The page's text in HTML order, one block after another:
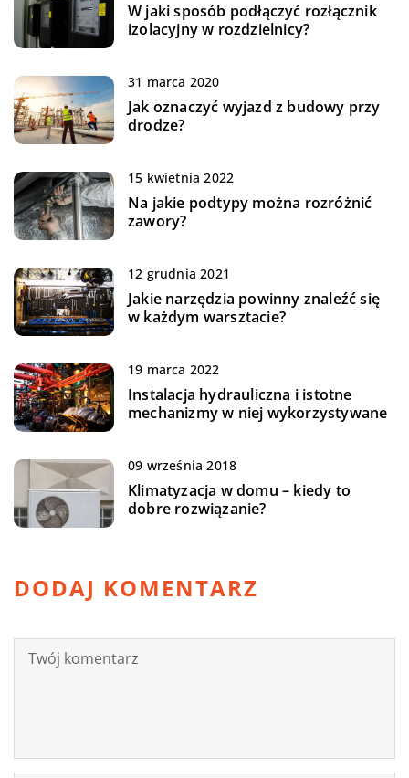
W jaki sposób podłączyć rozłącznik
izolacyjny w rozdzielnicy?
31 marca 2020
Jak oznaczyć wyjazd z budowy przy
drodze?
15 kwietnia 2022
Na jakie podtypy można rozróżnić
zawory?
12 grudnia 2021
Jakie narzędzia powinny znaleźć się
w każdym warsztacie?
19 marca 2022
Instalacja hydrauliczna i istotne
mechanizmy w niej wykorzystywane
09 września 2018
Klimatyzacja w domu – kiedy to
dobre rozwiązanie?
DODAJ KOMENTARZ